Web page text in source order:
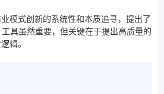
模式创新的系统性和本质追寻，提出了
具虽然重要，但关键在于提出高质量的
辑。